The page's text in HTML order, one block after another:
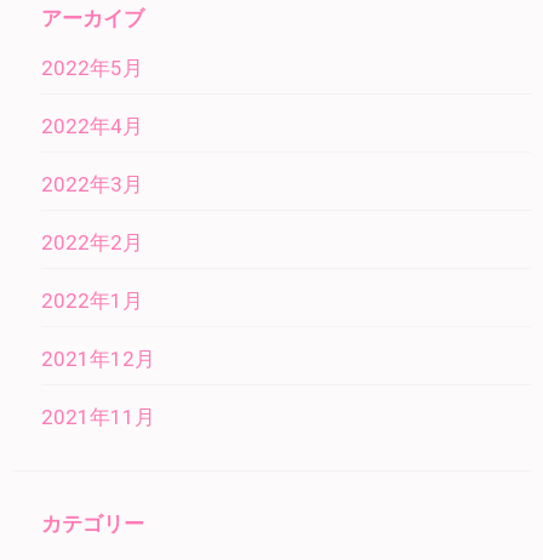
アーカイブ
2022年5月
2022年4月
2022年3月
2022年2月
2022年1月
2021年12月
2021年11月
カテゴリー